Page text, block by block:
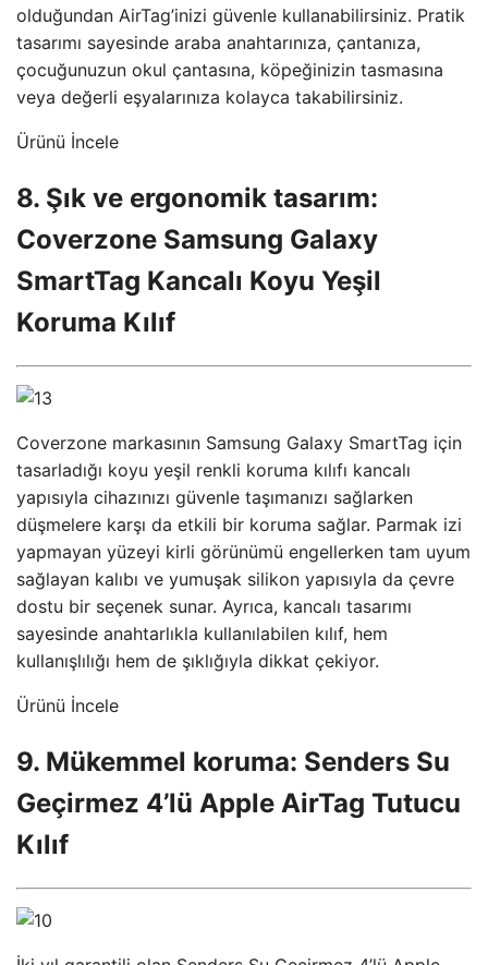
olduğundan AirTag’inizi güvenle kullanabilirsiniz. Pratik
tasarımı sayesinde araba anahtarınıza, çantanıza,
çocuğunuzun okul çantasına, köpeğinizin tasmasına
veya değerli eşyalarınıza kolayca takabilirsiniz.
Ürünü İncele
8. Şık ve ergonomik tasarım:
Coverzone Samsung Galaxy
SmartTag Kancalı Koyu Yeşil
Koruma Kılıf
Coverzone markasının Samsung Galaxy SmartTag için
tasarladığı koyu yeşil renkli koruma kılıfı kancalı
yapısıyla cihazınızı güvenle taşımanızı sağlarken
düşmelere karşı da etkili bir koruma sağlar. Parmak izi
yapmayan yüzeyi kirli görünümü engellerken tam uyum
sağlayan kalıbı ve yumuşak silikon yapısıyla da çevre
dostu bir seçenek sunar. Ayrıca, kancalı tasarımı
sayesinde anahtarlıkla kullanılabilen kılıf, hem
kullanışlılığı hem de şıklığıyla dikkat çekiyor.
Ürünü İncele
9. Mükemmel koruma: Senders Su
Geçirmez 4’lü Apple AirTag Tutucu
Kılıf